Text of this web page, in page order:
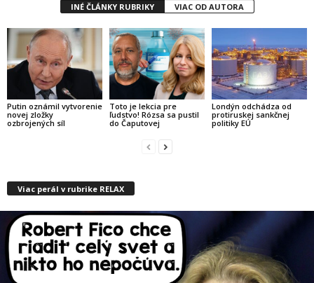
INÉ ČLÁNKY RUBRIKY VIAC OD AUTORA
Putin oznámil vytvorenie
novej zložky
ozbrojených síl
Toto je lekcia pre
ľudstvo! Rózsa sa pustil
do Čaputovej
Londýn odchádza od
protiruskej sankčnej
politiky EÚ
Viac perál v rubrike RELAX